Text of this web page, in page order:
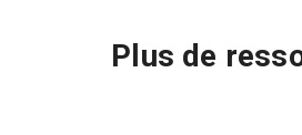
Plus de